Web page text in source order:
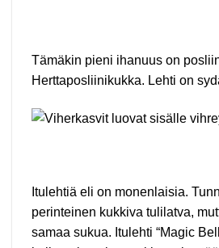
Tämäkin pieni ihanuus on
Herttaposliinikukka. Lehti on
Itulehtiä eli on monenlaisia.
perinteinen kukkiva tulilatva,
samaa sukua. Itulehti “Magic